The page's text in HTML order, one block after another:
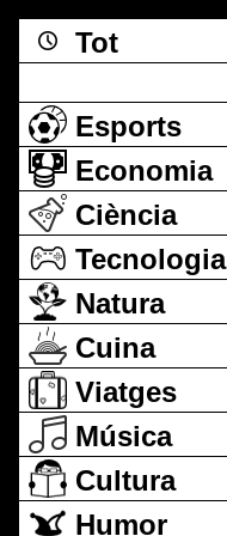
Tot
Esports
Economia
Ciència
Tecnologia
Natura
Cuina
Viatges
Música
Cultura
Humor